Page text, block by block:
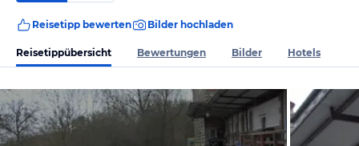
Reisetipp bewerten Bilder hochladen
Reisetippübersicht Bewertungen Bilder Hotels